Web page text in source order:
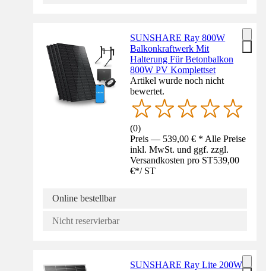
SUNSHARE Ray 800W
Balkonkraftwerk Mit
Halterung Für Betonbalkon
800W PV Komplettset
Artikel wurde noch nicht
bewertet.
(0)
Preis — 539,00 € * Alle Preise
inkl. MwSt. und ggf. zzgl.
Versandkosten pro ST539,00
€*/ ST
Online bestellbar
Nicht reservierbar
SUNSHARE Ray Lite 200W